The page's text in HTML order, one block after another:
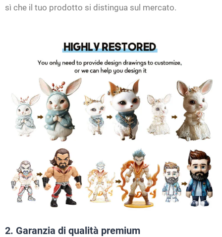
sì che il tuo prodotto si distingua sul mercato.
2. Garanzia di qualità premium